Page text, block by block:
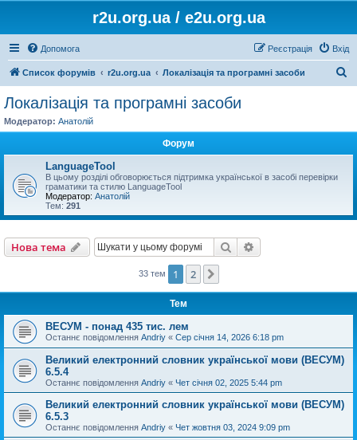
r2u.org.ua / e2u.org.ua
Допомога Вхід
Реєстрація
Список форумів r2u.org.ua Локалізація та програмні засоби
Локалізація та програмні засоби
Модератор: Анатолій
Форум
LanguageTool
В цьому розділі обговорюється підтримка української в засобі перевірки
граматики та стилю LanguageTool
Модератор: Анатолій
Тем: 291
Нова тема Пошук
33 тем 1 2
Тем
ВЕСУМ - понад 435 тис. лем
Останнє повідомлення Andriy « Сер січня 14, 2026 6:18 pm
Великий електронний словник української мови (ВЕСУМ)
6.5.4
Останнє повідомлення Andriy « Чет січня 02, 2025 5:44 pm
Великий електронний словник української мови (ВЕСУМ)
6.5.3
Останнє повідомлення Andriy « Чет жовтня 03, 2024 9:09 pm